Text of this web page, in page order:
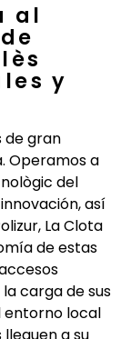
al
y
de gran
Operamos a
del
así
La Clota
de estas
carga de sus
entorno local